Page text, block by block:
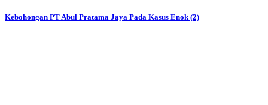
Kebohongan PT Abul Pratama Jaya Pada Kasus Enok (2)